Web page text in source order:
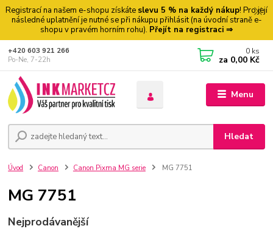
Registrací na našem e-shopu získáte slevu 5 % na každý nákup! Pro její
následné uplatnění je nutné se při nákupu přihlásit (na úvodní straně e-
shopu v pravém horním rohu). Přejít na registraci ⇒
Menu
Hledat
+420 603 921 266
Po-Ne, 7-22h
0 ks
za 0,00 Kč
Úvod Canon Canon Pixma MG serie MG 7751
MG 7751
Nejprodávanější